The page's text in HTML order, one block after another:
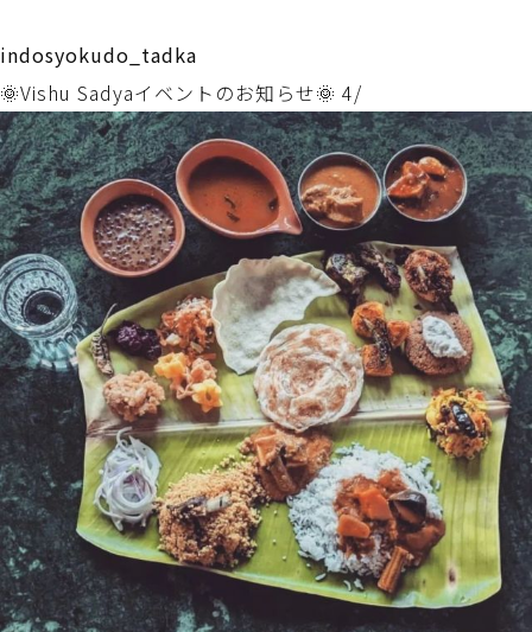
indosyokudo_tadka
🌞Vishu Sadyaイベントのお知らせ🌞 4/